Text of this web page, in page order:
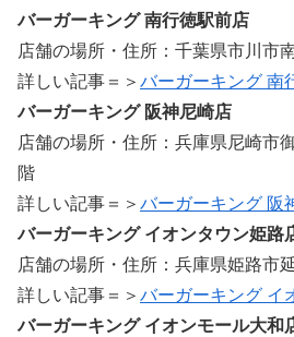
バーガーキング 南行徳駅前店
店舗の場所・住所：千葉県市川市
詳しい記事＝＞ バーガーキング 南
バーガーキング 阪神尼崎店
店舗の場所・住所：兵庫県尼崎
階
詳しい記事＝＞ バーガーキング 阪
バーガーキング イオンタウン姫路
店舗の場所・住所：兵庫県姫路市
詳しい記事＝＞ バーガーキング イ
バーガーキング イオンモール大和